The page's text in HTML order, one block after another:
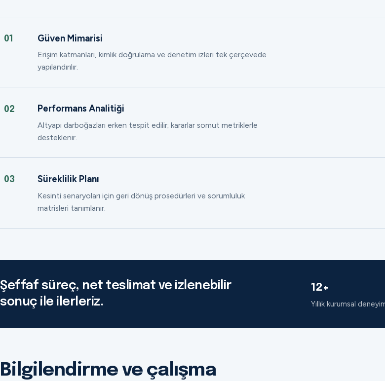
01 Güven Mimarisi
Erişim katmanları, kimlik doğrulama ve denetim izleri tek çerçevede
yapılandırılır.
02 Performans Analitiği
Altyapı darboğazları erken tespit edilir; kararlar somut metriklerle
desteklenir.
03 Süreklilik Planı
Kesinti senaryoları için geri dönüş prosedürleri ve sorumluluk
matrisleri tanımlanır.
Şeffaf süreç, net teslimat ve izlenebilir
sonuç ile ilerleriz.
12+
Yıllık kurumsal
Bilgilendirme ve çalışma